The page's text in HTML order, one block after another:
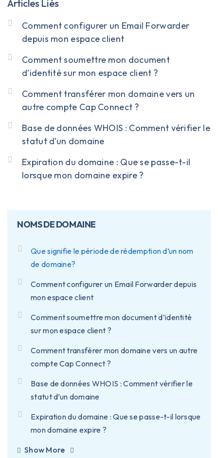
Articles Liés
Comment configurer un Email Forwarder
depuis mon espace client
Comment soumettre mon document
d’identité sur mon espace client ?
Comment transférer mon domaine vers un
autre compte Cap Connect ?
Base de données WHOIS : Comment vérifier le
statut d’un domaine
Expiration du domaine : Que se passe-t-il
lorsque mon domaine expire ?
NOMS DE DOMAINE
Que signifie le période de rédemption d’un nom
de domaine?
Comment configurer un Email Forwarder depuis
mon espace client
Comment soumettre mon document d’identité
sur mon espace client ?
Comment transférer mon domaine vers un autre
compte Cap Connect ?
Base de données WHOIS : Comment vérifier le
statut d’un domaine
Expiration du domaine : Que se passe-t-il lorsque
mon domaine expire ?
Show More